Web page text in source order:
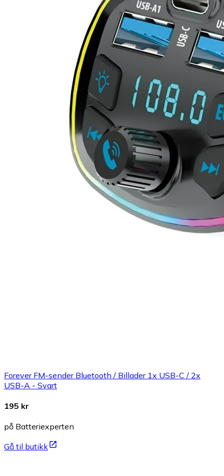
Forever FM-sender Bluetooth / Billader 1x USB-C / 2x
USB-A - Svart
195 kr
på Batteriexperten
Gå til butikk